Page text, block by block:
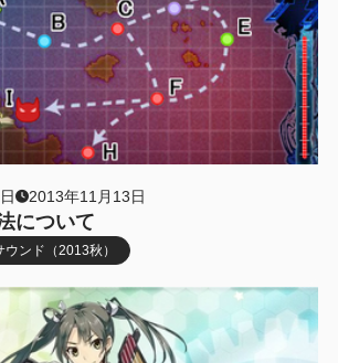
2013年11月13日
について
ンド（2013秋）